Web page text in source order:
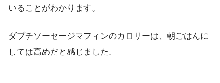
いることがわかります。
ダブチソーセージマフィンのカロリーは、朝ごはんに
しては高めだと感じました。